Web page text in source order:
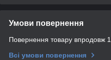
Умови повернення
Повернення товару впродовж
Всі умови повернення